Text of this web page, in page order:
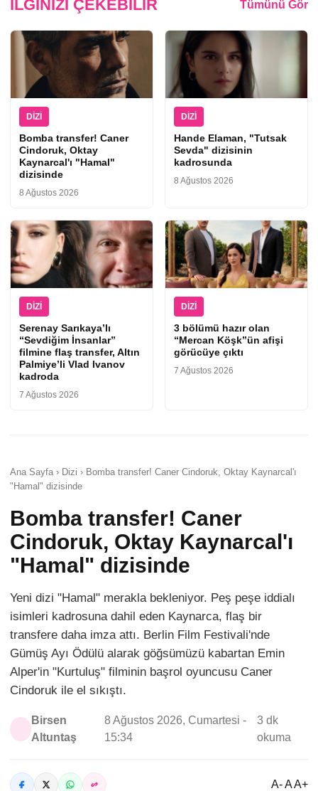
İLGINIZI ÇEKEBILIR Tümünü Gör
DIZI
Bomba transfer! Caner
Cindoruk, Oktay
Kaynarcal'ı "Hamal"
dizisinde
8 Ağustos 2026
DIZI
Hande Elaman, "Tutsak
Sevda" dizisinin
kadrosunda
8 Ağustos 2026
DIZI
Serenay Sarıkaya’lı
“Sevdiğim İnsanlar”
filmine flaş transfer, Altın
Palmiye’li Vlad Ivanov
kadroda
7 Ağustos 2026
DIZI
3 bölümü hazır olan
“Mercan Köşk”ün afişi
görücüye çıktı
7 Ağustos 2026
Ana Sayfa › Dizi › Bomba transfer! Caner Cindoruk, Oktay Kaynarcal'ı
"Hamal" dizisinde
Bomba transfer! Caner
Cindoruk, Oktay Kaynarcal'ı
"Hamal" dizisinde
Yeni dizi "Hamal" merakla bekleniyor. Peş peşe iddialı
isimleri kadrosuna dahil eden Kaynarca, flaş bir
transfere daha imza attı. Berlin Film Festivali'nde
Gümüş Ayı Ödülü alarak göğsümüzü kabartan Emin
Alper'in "Kurtuluş" filminin başrol oyuncusu Caner
Cindoruk ile el sıkıştı.
Birsen
Altuntaş
8 Ağustos 2026, Cumartesi -
15:34
3 dk
okuma
A- A A+